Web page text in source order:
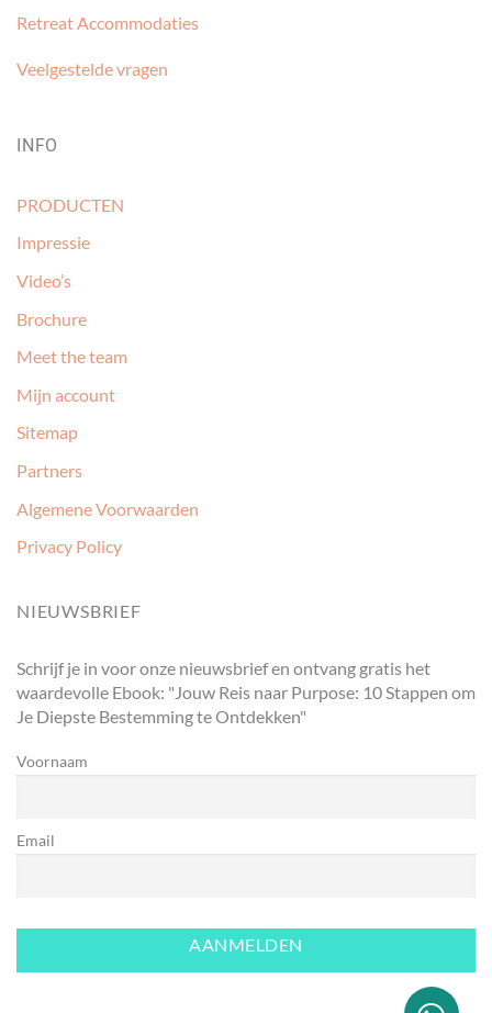
Retreat Accommodaties
Veelgestelde vragen
INFO
PRODUCTEN
Impressie
Video’s
Brochure
Meet the team
Mijn account
Sitemap
Partners
Algemene Voorwaarden
Privacy Policy
NIEUWSBRIEF
Schrijf je in voor onze nieuwsbrief en ontvang gratis het
waardevolle Ebook: "Jouw Reis naar Purpose: 10 Stappen om
Je Diepste Bestemming te Ontdekken"
Voornaam
Email